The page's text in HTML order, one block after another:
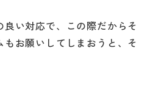
い対応で、この際だからそ
お願いしてしまおうと、そ